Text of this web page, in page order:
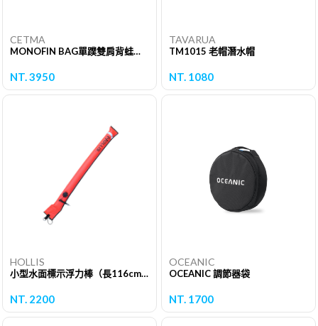
CETMA
MONOFIN BAG單蹼雙肩背蛙鞋袋
NT. 3950
TAVARUA
TM1015 老帽潛水帽
NT. 1080
HOLLIS
小型水面標示浮力棒（長116cm）
NT. 2200
OCEANIC
OCEANIC 調節器袋
NT. 1700